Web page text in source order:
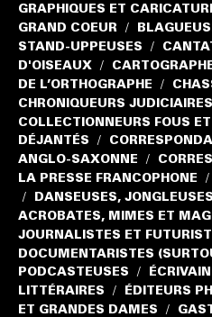
GRAPHIQUES ET
GRAND COEUR
/
STAND-UPPEUSES
/
D'OISEAUX /
DE L’ORTHOGRAPHE
/
CHRONIQUEURS JUDICIAIRES
COLLECTIONNEURS FOUS
DÉJANTÉS
/
ANGLO-SAXONNE
/
LA PRESSE FRANCOPHONE
/
/
DANSEUSES,
ACROBATES, MIMES ET
JOURNALISTES ET
DOCUMENTARISTES
PODCASTEUSES
/
LITTÉRAIRES
/ ÉDITEURS
ET GRANDES DAMES
/